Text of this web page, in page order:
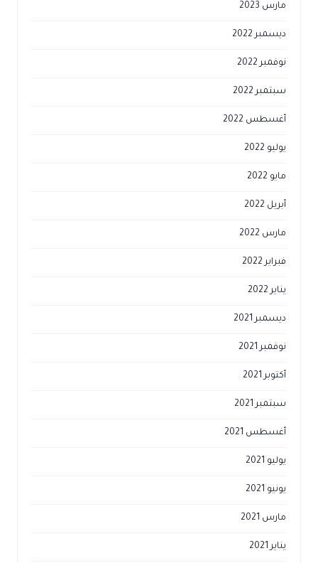
مارس 2023
ديسمبر 2022
نوفمبر 2022
سبتمبر 2022
أغسطس 2022
يوليو 2022
مايو 2022
أبريل 2022
مارس 2022
فبراير 2022
يناير 2022
ديسمبر 2021
نوفمبر 2021
أكتوبر 2021
سبتمبر 2021
أغسطس 2021
يوليو 2021
يونيو 2021
مارس 2021
يناير 2021